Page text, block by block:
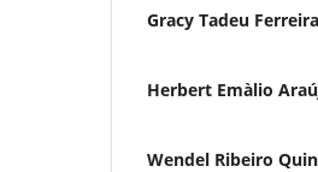
Gracy Tadeu
Herbert Emà­lio
Wendel Ribeiro